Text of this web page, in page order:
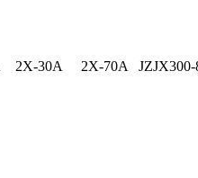
2X-30A 2X-70A JZJX300-